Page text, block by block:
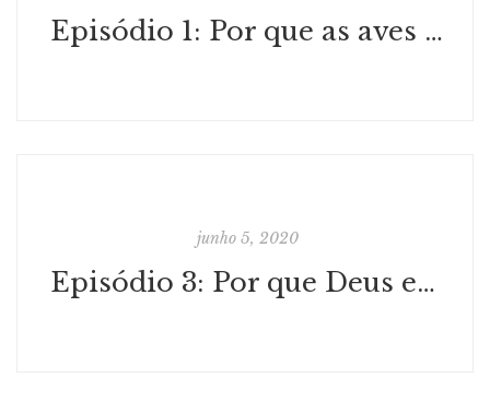
Episódio 1: Por que as aves e as flores são mais felizes do que eu?!
junho 5, 2020
Episódio 3: Por que Deus escolhe os piores?!